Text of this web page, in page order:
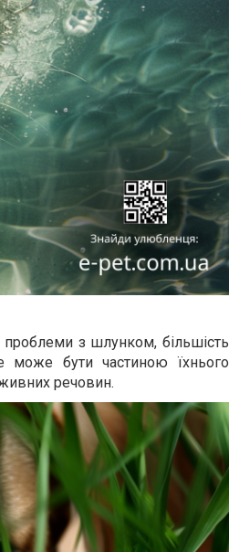
проблеми з шлунком, більшість
може бути частиною їхнього
речовин.